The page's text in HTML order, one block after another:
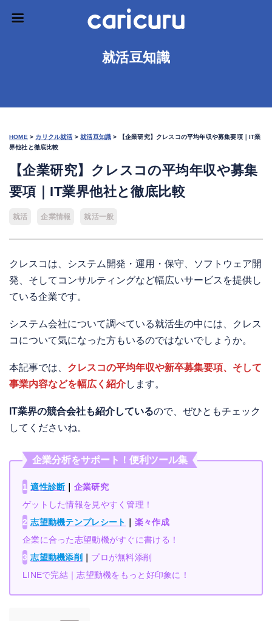
就活豆知識
HOME > カリクル就活 >就活豆知識 >
【企業研究】クレスコの平均年収や募集要項｜IT業
界他社と徹底比較
【企業研究】クレスコの平均年収や募集
要項｜IT業界他社と徹底比較
就活 企業情報 就活一般
クレスコは、システム開発・運用・保守、ソフトウェア開
発、そしてコンサルティングなど幅広いサービスを提供し
ている企業です。
システム会社について調べている就活生の中には、クレス
コについて気になった方もいるのではないでしょうか。
本記事では、 クレスコの平均年収や新卒募集要項、そして
事業内容などを幅広く紹介します。
IT業界の競合会社も紹介しているので、ぜひともチェック
してくださいね。
企業分析をサポート！便利ツール集
1 適性診断｜ 企業研究
ゲットした情報を見やすく管理！
2 志望動機テンプレシート
楽々作成
企業に合った志望動機がすぐに書ける！
3 志望動機添削
プロが無料添削
LINEで完結｜志望動機をもっと好印象に！